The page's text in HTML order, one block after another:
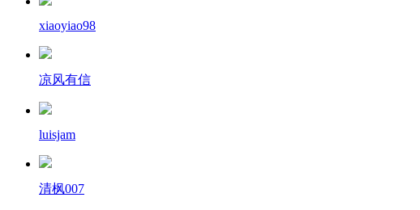
xiaoyiao98
凉风有信
luisjam
清枫007